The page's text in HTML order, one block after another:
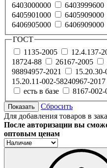
6403000000 6403999600
6405901000
6405909000
6406905000
6406909000
ГОСТ
1135-2005
12.4.137-
18724-88
26167-2005
98894957-2021
15.20.11-002-58240967-2017
есть в базе
8167-002-
Показать
Сбросить
Для добавления товаров в
После авторизации вы
оптовым ценам